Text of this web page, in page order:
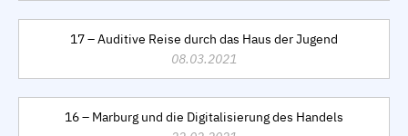
17 – Auditive Reise durch das Haus der Jugend
08.03.2021
16 – Marburg und die Digitalisierung des Handels